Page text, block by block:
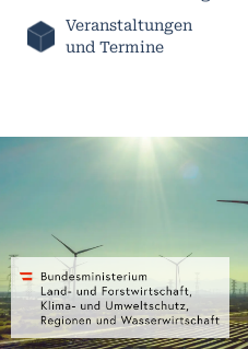
Veranstaltungen
und Termine